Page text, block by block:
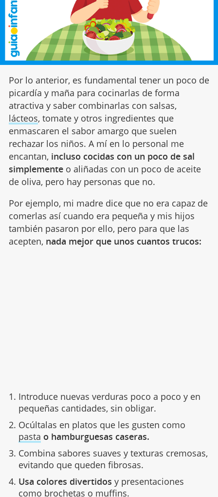
Por lo anterior, es fundamental tener un poco de
picardía y maña para cocinarlas de forma
atractiva y saber combinarlas con salsas,
lácteos, tomate y otros ingredientes que
enmascaren el sabor amargo que suelen
rechazar los niños. A mí en lo personal me
encantan, incluso cocidas con un poco de sal
simplementeo aliñadas con un poco de aceite
de oliva, pero hay personas que no.
Por ejemplo, mi madre dice que no era capaz de
comerlas así cuando era pequeña y mis hijos
también pasaron por ello, pero para que las
acepten, nada mejor que unos cuantos trucos:
Introduce nuevas verduras poco a poco y en
pequeñas cantidades, sin obligar.
Ocúltalas en platos que les gusten como
pasta o hamburguesas caseras.
Combina sabores suaves y texturas cremosas,
evitando que queden fibrosas.
Usa colores divertidos y presentaciones
como brochetas o muffins.